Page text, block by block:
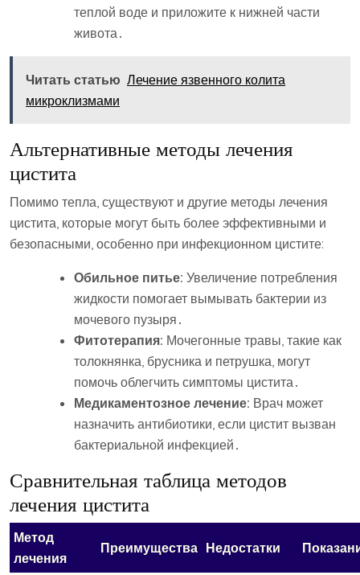
теплой воде и приложите к нижней части
живота․
Читать статью Лечение язвенного колита
микроклизмами
Альтернативные методы лечения
цистита
Помимо тепла, существуют и другие методы лечения
цистита, которые могут быть более эффективными и
безопасными, особенно при инфекционном цистите:
Обильное питье: Увеличение потребления
жидкости помогает вымывать бактерии из
мочевого пузыря․
Фитотерапия: Мочегонные травы, такие как
толокнянка, брусника и петрушка, могут
помочь облегчить симптомы цистита․
Медикаментозное лечение: Врач может
назначить антибиотики, если цистит вызван
бактериальной инфекцией․
Сравнительная таблица методов
лечения цистита
Метод
лечения
Преимущества Недостатки